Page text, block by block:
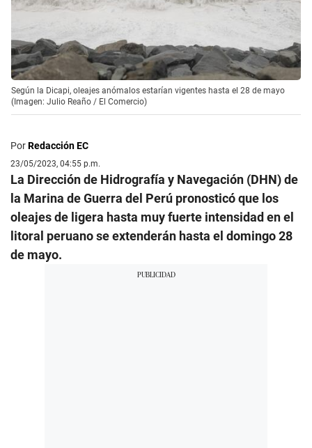
Según la Dicapi, oleajes anómalos estarían vigentes hasta el 28 de mayo
(Imagen: Julio Reaño / El Comercio)
PorRedacción EC
23/05/2023, 04:55 p.m.
La Dirección de Hidrografía y Navegación (DHN) de
la Marina de Guerra del Perú pronosticó que los
oleajes de ligera hasta muy fuerte intensidad en el
litoral peruano se extenderán hasta el domingo 28
de mayo.